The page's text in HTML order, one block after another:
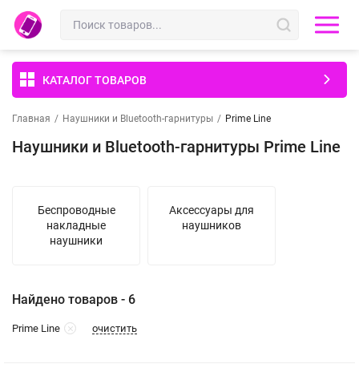
КАТАЛОГ ТОВАРОВ
Главная / Наушники и Bluetooth-гарнитуры / Prime Line
Наушники и Bluetooth-гарнитуры Prime Line
Беспроводные
накладные
наушники
Аксессуары для
наушников
Найдено товаров - 6
Prime Line очистить